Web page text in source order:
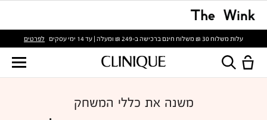
עלות משלוח 30 ₪ משלוח חינם ברכישה ב-249 ₪ ומעלה | עד 14 ימי עסקים לפרטים
משנה את כללי המשחק